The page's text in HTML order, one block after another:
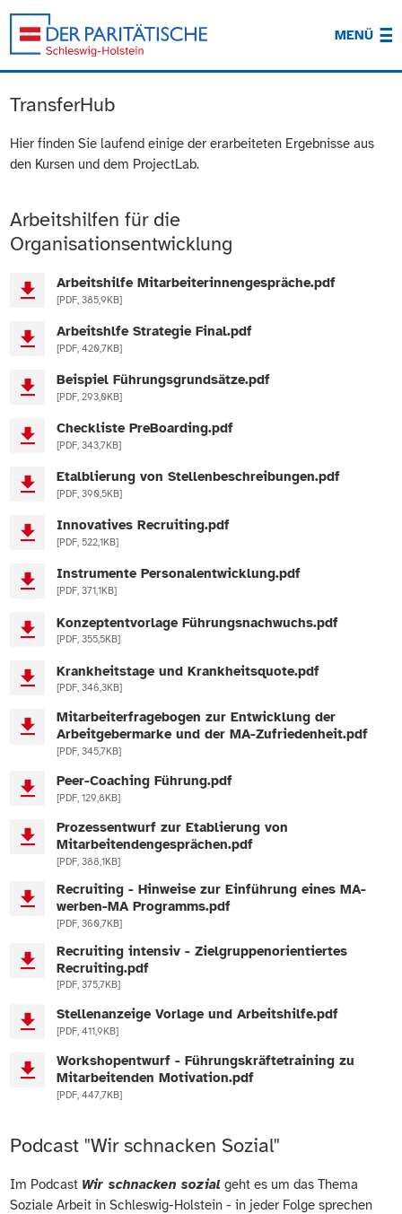
MENÜ
TransferHub
Hier finden Sie laufend einige der erarbeiteten Ergebnisse aus
den Kursen und dem ProjectLab.
Arbeitshilfen für die
Organisationsentwicklung
Arbeitshilfe Mitarbeiterinnengespräche.pdf
[PDF, 385,9KB]
Arbeitshlfe Strategie Final.pdf
[PDF, 420,7KB]
Beispiel Führungsgrundsätze.pdf
[PDF, 293,0KB]
Checkliste PreBoarding.pdf
[PDF, 343,7KB]
Etalblierung von Stellenbeschreibungen.pdf
[PDF, 390,5KB]
Innovatives Recruiting.pdf
[PDF, 522,1KB]
Instrumente Personalentwicklung.pdf
[PDF, 371,1KB]
Konzeptentvorlage Führungsnachwuchs.pdf
[PDF, 355,5KB]
Krankheitstage und Krankheitsquote.pdf
[PDF, 346,3KB]
Mitarbeiterfragebogen zur Entwicklung der
Arbeitgebermarke und der MA-Zufriedenheit.pdf
[PDF, 345,7KB]
Peer-Coaching Führung.pdf
[PDF, 129,8KB]
Prozessentwurf zur Etablierung von
Mitarbeitendengesprächen.pdf
[PDF, 388,1KB]
Recruiting - Hinweise zur Einführung eines MA-
werben-MA Programms.pdf
[PDF, 360,7KB]
Recruiting intensiv - Zielgruppenorientiertes
Recruiting.pdf
[PDF, 375,7KB]
Stellenanzeige Vorlage und Arbeitshilfe.pdf
[PDF, 411,9KB]
Workshopentwurf - Führungskräftetraining zu
Mitarbeitenden Motivation.pdf
[PDF, 447,7KB]
Podcast "Wir schnacken Sozial"
Im Podcast Wir schnacken sozial geht es um das Thema
Soziale Arbeit in Schleswig-Holstein - in jeder Folge sprechen